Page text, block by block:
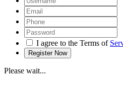
I agree to the Terms of
Please wait...